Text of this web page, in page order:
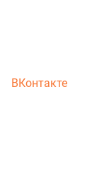
ВКонтакте